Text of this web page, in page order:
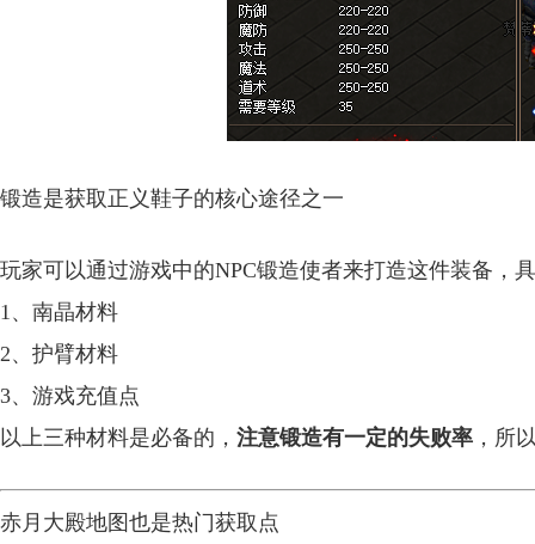
锻造是获取正义鞋子的核心途径之一
玩家可以通过游戏中的NPC锻造使者来打造这件装备，
1、南晶材料
2、护臂材料
3、游戏充值点
以上三种材料是必备的， 注意锻造有一定的失败率 ，所
赤月大殿地图也是热门获取点